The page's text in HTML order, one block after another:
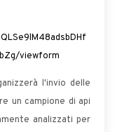
viewform
l'invio delle
un campione di api
analizzati per